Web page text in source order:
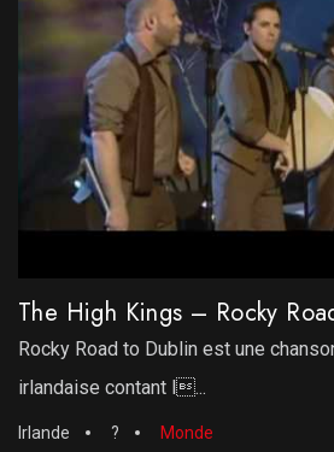
The High Kings – Rocky
Rocky Road to Dublin est une
irlandaise contant l...
Irlande ? Monde